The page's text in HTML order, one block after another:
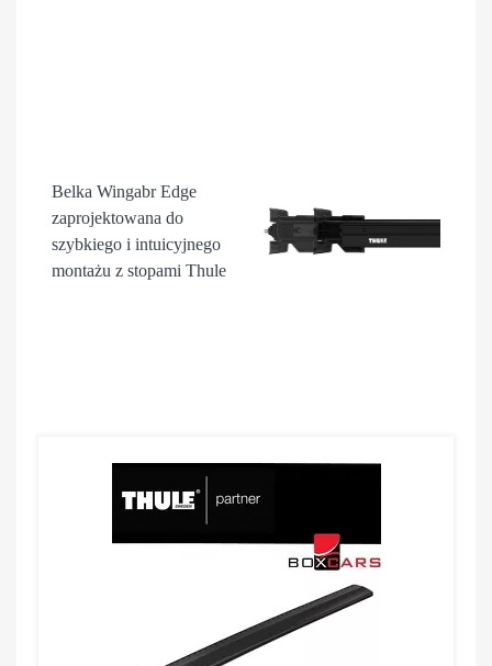
Belka Wingabr Edge
zaprojektowana do
szybkiego i intuicyjnego
montażu z stopami Thule